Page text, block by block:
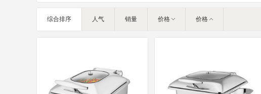
IT/智能化
灯饰照明
综合排序 人气 销量 价格 价格